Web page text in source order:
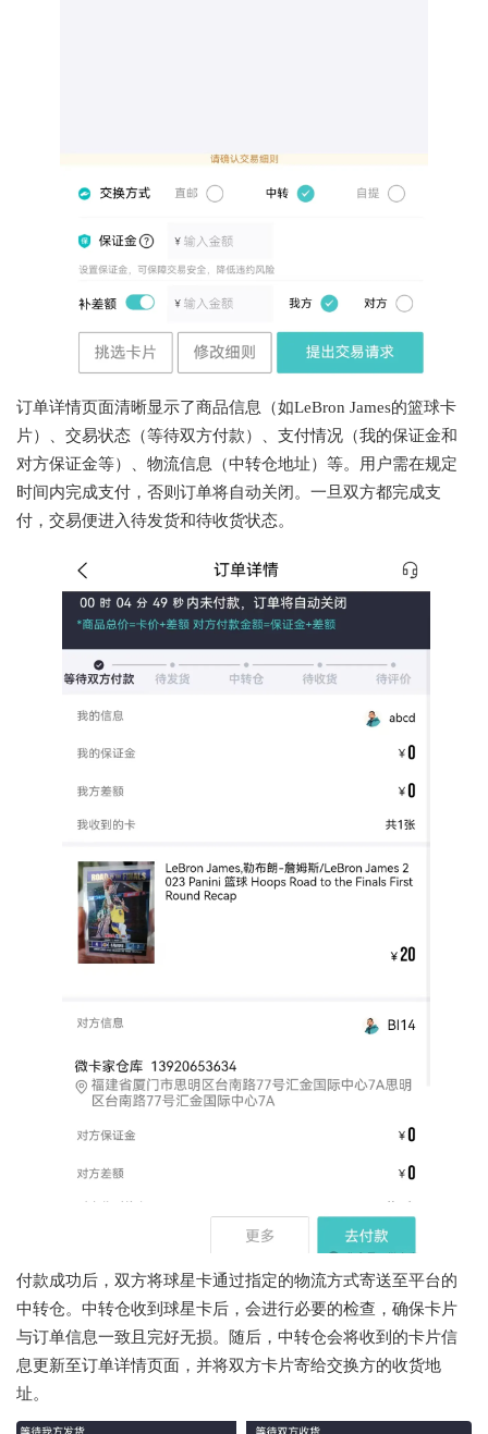
订单详情页面清晰显示了商品信息（如LeBron James的篮球卡
片）、交易状态（等待双方付款）、支付情况（我的保证金和
对方保证金等）、物流信息（中转仓地址）等。用户需在规定
时间内完成支付，否则订单将自动关闭。一旦双方都完成支
付，交易便进入待发货和待收货状态。
付款成功后，双方将球星卡通过指定的物流方式寄送至平台的
中转仓。中转仓收到球星卡后，会进行必要的检查，确保卡片
与订单信息一致且完好无损。随后，中转仓会将收到的卡片信
息更新至订单详情页面，并将双方卡片寄给交换方的收货地
址。